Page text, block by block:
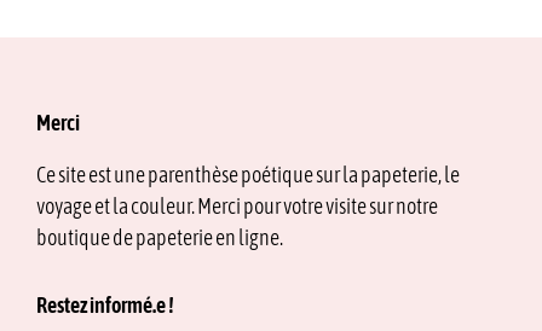
Merci
Ce site est une parenthèse poétique sur la papeterie, le
voyage et la couleur. Merci pour votre visite sur notre
boutique de papeterie en ligne.
Restez informé.e !